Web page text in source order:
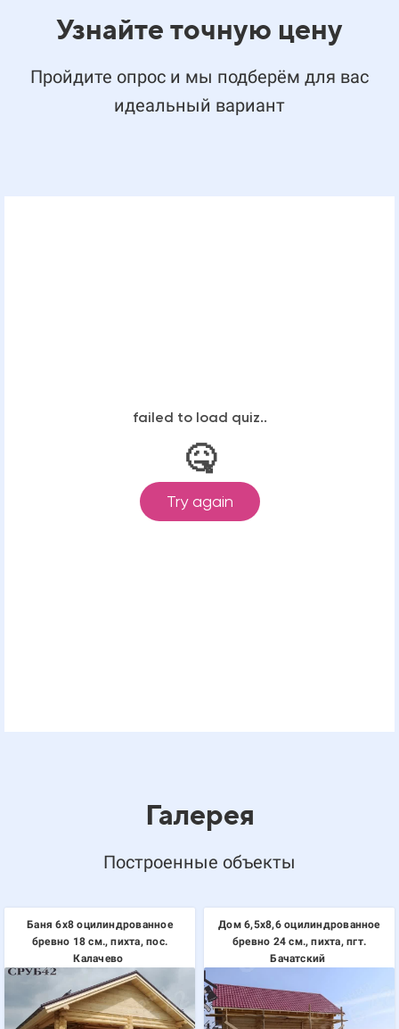
Узнайте точную цену
Пройдите опрос и мы подберём для вас
идеальный вариант
Галерея
Построенные объекты
Баня 6х8 оцилиндрованное
бревно 18 см., пихта, пос.
Калачево
Дом 6,5х8,6 оцилиндрованное
бревно 24 см., пихта, пгт.
Бачатский